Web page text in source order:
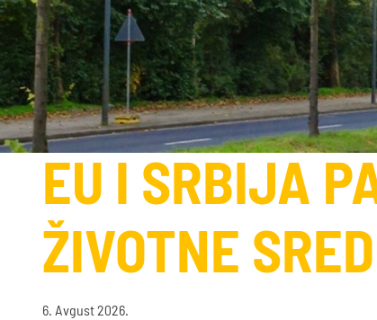
EU I SRBIJA
ŽIVOTNE
6. Avgust 2026.